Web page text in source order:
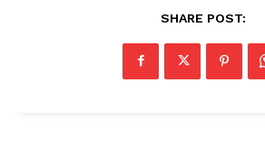
SHARE POST: